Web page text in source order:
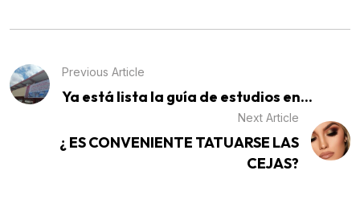
Previous Article
Ya está lista la guía de estudios en...
Next Article
¿ ES CONVENIENTE TATUARSE LAS
CEJAS?